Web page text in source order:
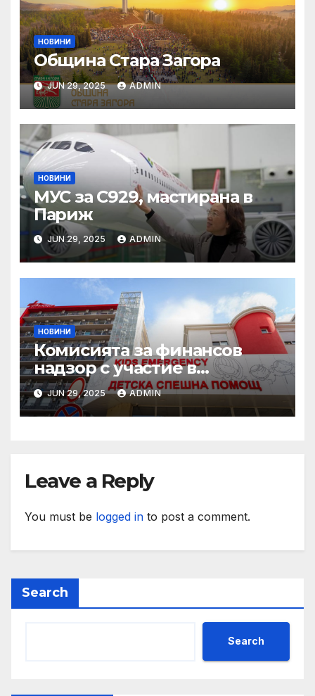
НОВИНИ
Община Стара Загора
JUN 29, 2025 ADMIN
НОВИНИ
МУС за C929, мастирана в
Париж
JUN 29, 2025 ADMIN
НОВИНИ
Комисията за финансов
надзор с участие в
конференцията „Промени в
пенсионния модел в
България“
JUN 29, 2025 ADMIN
Leave a Reply
You must be logged in to post a comment.
Search
Search